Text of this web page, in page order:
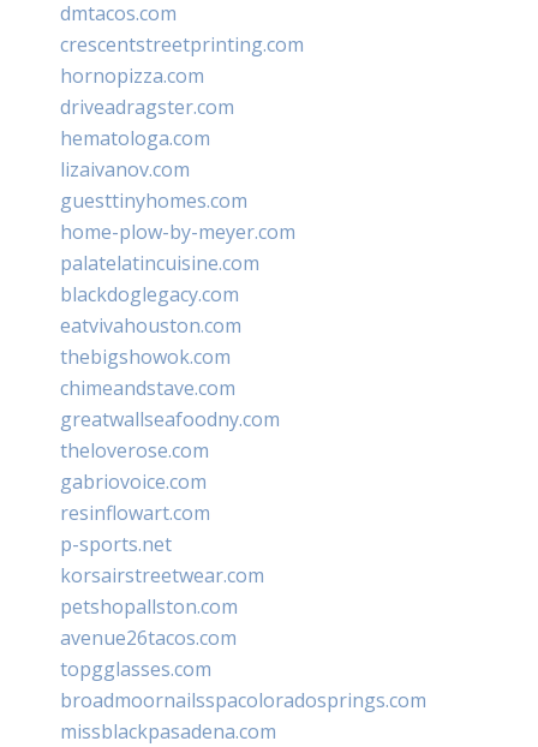
dmtacos.com
crescentstreetprinting.com
hornopizza.com
driveadragster.com
hematologa.com
lizaivanov.com
guesttinyhomes.com
home-plow-by-meyer.com
palatelatincuisine.com
blackdoglegacy.com
eatvivahouston.com
thebigshowok.com
chimeandstave.com
greatwallseafoodny.com
theloverose.com
gabriovoice.com
resinflowart.com
p-sports.net
korsairstreetwear.com
petshopallston.com
avenue26tacos.com
topgglasses.com
broadmoornailsspacoloradosprings.com
missblackpasadena.com